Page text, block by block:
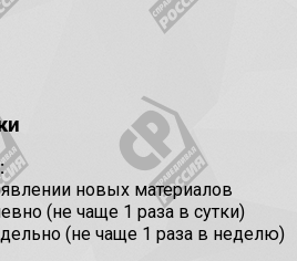
новых материалов
(не чаще 1 раза в сутки)
(не чаще 1 раза в неделю)